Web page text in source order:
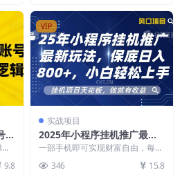
，
9.8
VIP
实战项目
2025年小程序挂机推广最新
玩法，保底日入800+，小白
轻松上手
一部手机即可实现财富自由，每天
0+，这个挂机项目...
346 15.8